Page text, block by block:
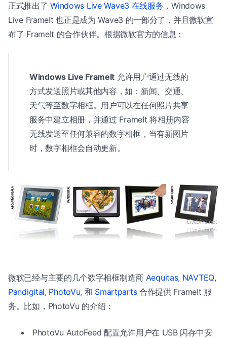
正式推出了Windows Live Wave3 在线服务 ，Windows
Live FrameIt 也正是成为 Wave3 的一部分了，并且微软宣
布了 FrameIt 的合作伙伴。根据微软官方的信息：
Windows Live FrameIt 允许用户通过无线的
方式发送照片或其他内容，如：新闻、交通、
天气等至数字相框。用户可以在任何照片共享
服务中建立相册，并通过 FrameIt 将相册内容
无线发送至任何兼容的数字相框，当有新图片
时，数字相框会自动更新。
微软已经与主要的几个数字相框制造商 Aequitas, NAVTEQ,
Pandigital, PhotoVu, 和 Smartparts合作提供 FrameIt 服
务。比如，PhotoVu 的介绍：
PhotoVu AutoFeed 配置允许用户在 USB 闪存中安